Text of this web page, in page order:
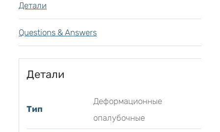
Детали
Questions & Answers
Детали
Тип
Деформационные
опалубочные